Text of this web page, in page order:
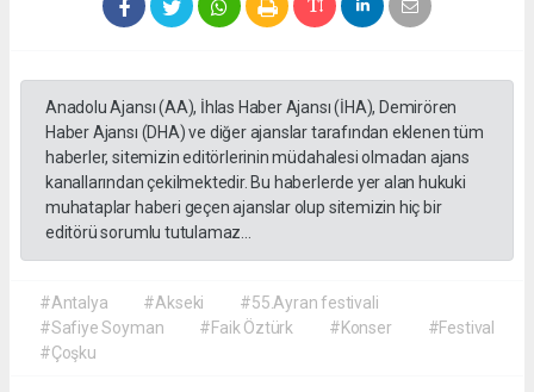
Anadolu Ajansı (AA), İhlas Haber Ajansı (İHA), Demirören
Haber Ajansı (DHA) ve diğer ajanslar tarafından eklenen tüm
haberler, sitemizin editörlerinin müdahalesi olmadan ajans
kanallarından çekilmektedir. Bu haberlerde yer alan hukuki
muhataplar haberi geçen ajanslar olup sitemizin hiç bir
editörü sorumlu tutulamaz...
#Antalya #Akseki
#55.Ayran festivali
#Safiye Soyman
#Faik Öztürk #Konser
#Festival
#Çoşku